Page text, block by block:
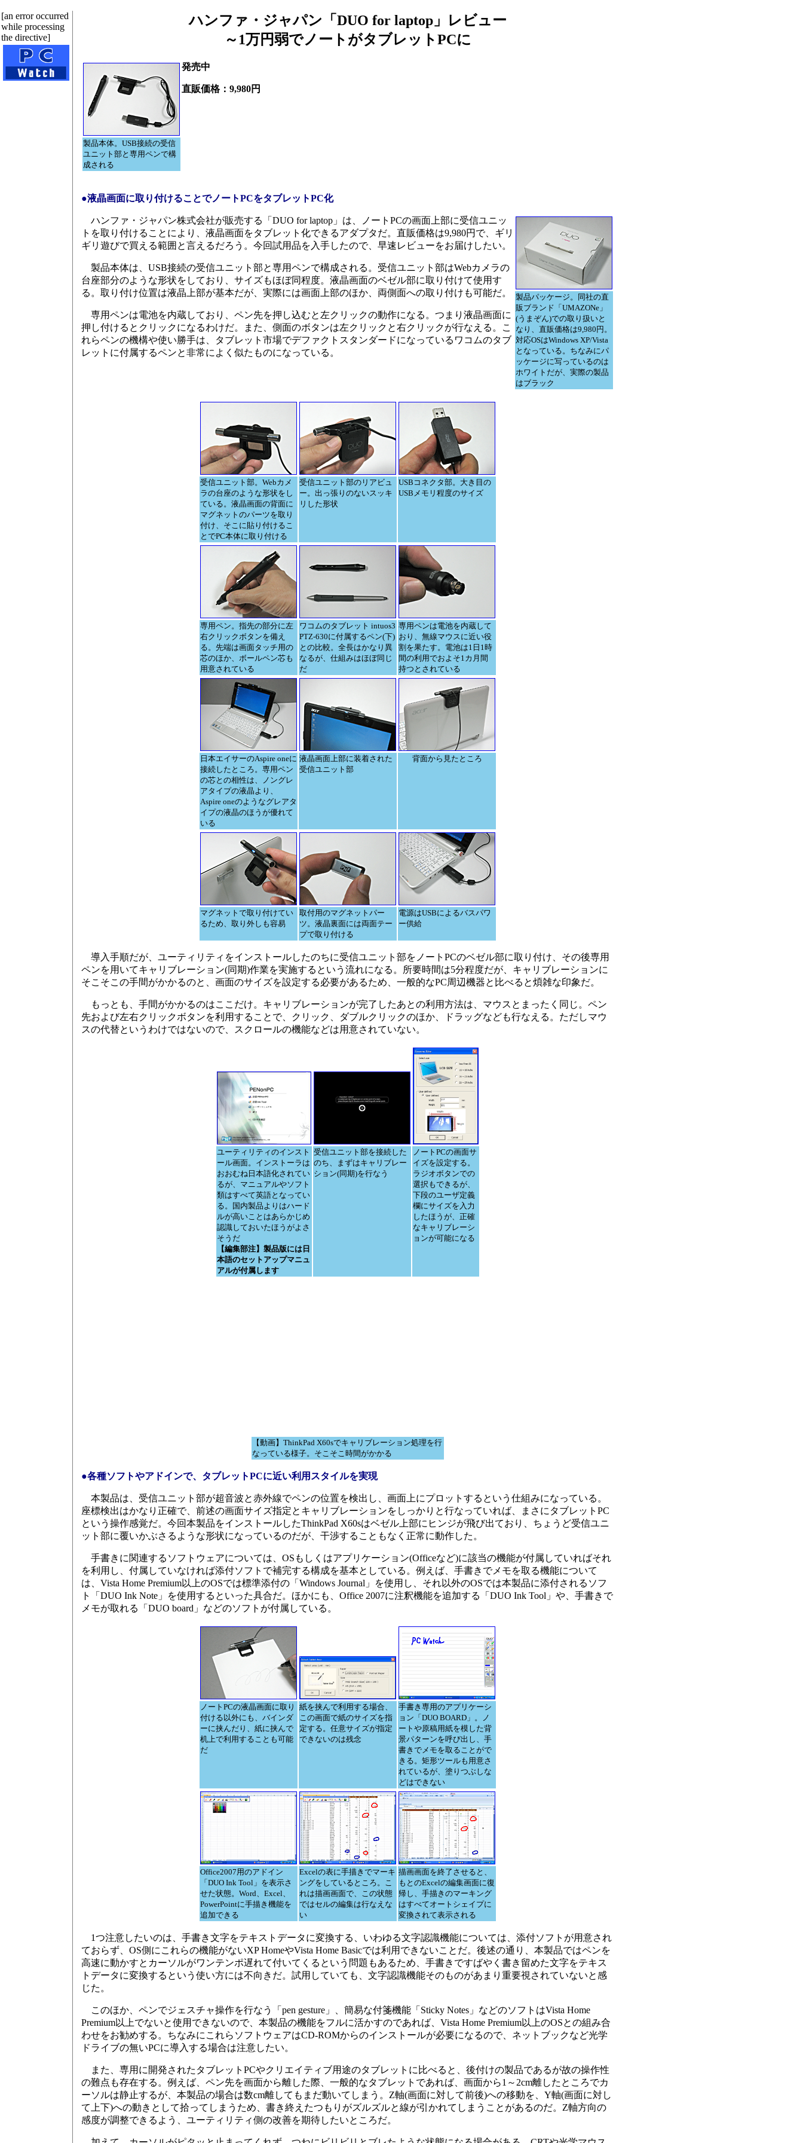
[an error occurred
while processing
the directive]
ハンファ・ジャパン「DUO for laptop」レビュー
～1万円弱でノートがタブレットPCに
製品本体。USB接続の受信
ユニット部と専用ペンで構
成される
発売中
直販価格：9,980円
●液晶画面に取り付けることでノートPCをタブレットPC化
製品パッケージ。同社の直
販ブランド「UMAZONe」
(うまぞん)での取り扱いと
なり、直販価格は9,980円。
対応OSはWindows XP/Vista
となっている。ちなみにパ
ッケージに写っているのは
ホワイトだが、実際の製品
はブラック
ハンファ・ジャパン株式会社が販売する「DUO for laptop」は、ノートPCの画面上部に受信ユニッ
トを取り付けることにより、液晶画面をタブレット化できるアダプタだ。直販価格は9,980円で、ギリ
ギリ遊びで買える範囲と言えるだろう。今回試用品を入手したので、早速レビューをお届けしたい。
製品本体は、USB接続の受信ユニット部と専用ペンで構成される。受信ユニット部はWebカメラの
台座部分のような形状をしており、サイズもほぼ同程度。液晶画面のベゼル部に取り付けて使用す
る。取り付け位置は液晶上部が基本だが、実際には画面上部のほか、両側面への取り付けも可能だ。
専用ペンは電池を内蔵しており、ペン先を押し込むと左クリックの動作になる。つまり液晶画面に
押し付けるとクリックになるわけだ。また、側面のボタンは左クリックと右クリックが行なえる。こ
れらペンの機構や使い勝手は、タブレット市場でデファクトスタンダードになっているワコムのタブ
レットに付属するペンと非常によく似たものになっている。
受信ユニット部。Webカメ
ラの台座のような形状をし
ている。液晶画面の背面に
マグネットのパーツを取り
付け、そこに貼り付けるこ
とでPC本体に取り付ける
受信ユニット部のリアビュ
ー。出っ張りのないスッキ
リした形状
USBコネクタ部。大き目の
USBメモリ程度のサイズ
専用ペン。指先の部分に左
右クリックボタンを備え
る。先端は画面タッチ用の
芯のほか、ボールペン芯も
用意されている
ワコムのタブレット intuos3
PTZ-630に付属するペン(下)
との比較。全長はかなり異
なるが、仕組みはほぼ同じ
だ
専用ペンは電池を内蔵して
おり、無線マウスに近い役
割を果たす。電池は1日1時
間の利用でおよそ1カ月間
持つとされている
日本エイサーのAspire oneに
接続したところ。専用ペン
の芯との相性は、ノングレ
アタイプの液晶より、
Aspire oneのようなグレアタ
イプの液晶のほうが優れて
いる
液晶画面上部に装着された
受信ユニット部
背面から見たところ
マグネットで取り付けてい
るため、取り外しも容易
取付用のマグネットパー
ツ。液晶裏面には両面テー
プで取り付ける
電源はUSBによるバスパワ
ー供給
導入手順だが、ユーティリティをインストールしたのちに受信ユニット部をノートPCのベゼル部に取り付け、その後専用
ペンを用いてキャリブレーション(同期)作業を実施するという流れになる。所要時間は5分程度だが、キャリブレーションに
そこそこの手間がかかるのと、画面のサイズを設定する必要があるため、一般的なPC周辺機器と比べると煩雑な印象だ。
もっとも、手間がかかるのはここだけ。キャリブレーションが完了したあとの利用方法は、マウスとまったく同じ。ペン
先および左右クリックボタンを利用することで、クリック、ダブルクリックのほか、ドラッグなども行なえる。ただしマウ
スの代替というわけではないので、スクロールの機能などは用意されていない。
ユーティリティのインスト
ール画面。インストーラは
おおむね日本語化されてい
るが、マニュアルやソフト
類はすべて英語となってい
る。国内製品よりはハード
ルが高いことはあらかじめ
認識しておいたほうがよさ
そうだ
【編集部注】製品版には日
本語のセットアップマニュ
アルが付属します
受信ユニット部を接続した
のち、まずはキャリブレー
ション(同期)を行なう
ノートPCの画面サ
イズを設定する。
ラジオボタンでの
選択もできるが、
下段のユーザ定義
欄にサイズを入力
したほうが、正確
なキャリブレーシ
ョンが可能になる
【動画】ThinkPad X60sでキャリブレーション処理を行
なっている様子。そこそこ時間がかかる
●各種ソフトやアドインで、タブレットPCに近い利用スタイルを実現
本製品は、受信ユニット部が超音波と赤外線でペンの位置を検出し、画面上にプロットするという仕組みになっている。
座標検出はかなり正確で、前述の画面サイズ指定とキャリブレーションをしっかりと行なっていれば、まさにタブレットPC
という操作感覚だ。今回本製品をインストールしたThinkPad X60sはベゼル上部にヒンジが飛び出ており、ちょうど受信ユニ
ット部に覆いかぶさるような形状になっているのだが、干渉することもなく正常に動作した。
手書きに関連するソフトウェアについては、OSもしくはアプリケーション(Officeなど)に該当の機能が付属していればそれ
を利用し、付属していなければ添付ソフトで補完する構成を基本としている。例えば、手書きでメモを取る機能について
は、Vista Home Premium以上のOSでは標準添付の「Windows Journal」を使用し、それ以外のOSでは本製品に添付されるソフ
ト「DUO Ink Note」を使用するといった具合だ。ほかにも、Office 2007に注釈機能を追加する「DUO Ink Tool」や、手書きで
メモが取れる「DUO board」などのソフトが付属している。
ノートPCの液晶画面に取り
付ける以外にも、バインダ
ーに挟んだり、紙に挟んで
机上で利用することも可能
だ
紙を挟んで利用する場合、
この画面で紙のサイズを指
定する。任意サイズが指定
できないのは残念
手書き専用のアプリケーシ
ョン「DUO BOARD」。ノ
ートや原稿用紙を模した背
景パターンを呼び出し、手
書きでメモを取ることがで
きる。矩形ツールも用意さ
れているが、塗りつぶしな
どはできない
Office2007用のアドイン
「DUO Ink Tool」を表示さ
せた状態。Word、Excel、
PowerPointに手描き機能を
追加できる
Excelの表に手描きでマーキ
ングをしているところ。こ
れは描画画面で、この状態
ではセルの編集は行なえな
い
描画画面を終了させると、
もとのExcelの編集画面に復
帰し、手描きのマーキング
はすべてオートシェイプに
変換されて表示される
1つ注意したいのは、手書き文字をテキストデータに変換する、いわゆる文字認識機能については、添付ソフトが用意され
ておらず、OS側にこれらの機能がないXP HomeやVista Home Basicでは利用できないことだ。後述の通り、本製品ではペンを
高速に動かすとカーソルがワンテンポ遅れて付いてくるという問題もあるため、手書きですばやく書き留めた文字をテキス
トデータに変換するという使い方には不向きだ。試用していても、文字認識機能そのものがあまり重要視されていないと感
じた。
このほか、ペンでジェスチャ操作を行なう「pen gesture」、簡易な付箋機能「Sticky Notes」などのソフトはVista Home
Premium以上でないと使用できないので、本製品の機能をフルに活かすのであれば、Vista Home Premium以上のOSとの組み合
わせをお勧めする。ちなみにこれらソフトウェアはCD-ROMからのインストールが必要になるので、ネットブックなど光学
ドライブの無いPCに導入する場合は注意したい。
また、専用に開発されたタブレットPCやクリエイティブ用途のタブレットに比べると、後付けの製品であるが故の操作性
の難点も存在する。例えば、ペン先を画面から離した際、一般的なタブレットであれば、画面から1～2cm離したところでカ
ーソルは静止するが、本製品の場合は数cm離してもまだ動いてしまう。Z軸(画面に対して前後)への移動を、Y軸(画面に対し
て上下)への動きとして拾ってしまうため、書き終えたつもりがズルズルと線が引かれてしまうことがあるのだ。Z軸方向の
感度が調整できるよう、ユーティリティ側の改善を期待したいところだ。